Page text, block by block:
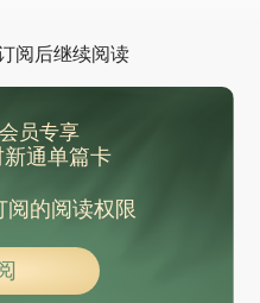
阅后继续阅读
员专享
通单篇卡
的阅读权限